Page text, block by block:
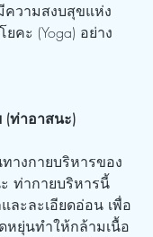
วามสงบสุขแห่ง
คะ (Yoga) อย่าง
(ท่าอาสนะ)
างกายบริหารของ
ท่ากายบริหารนี้
ละละเอียดอ่อน เพื่อ
หยุ่นทำให้กล้ามเนื้อ